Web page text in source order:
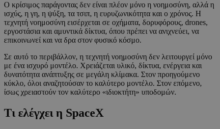
Ο κρίσιμος παράγοντας δεν είναι πλέον μόνο η νοημοσύνη, αλλά η
ισχύς, η γη, η ψύξη, τα τσιπ, η ευρυζωνικότητα και ο χρόνος. Η
τεχνητή νοημοσύνη εισέρχεται σε οχήματα, δορυφόρους, drones,
εργοστάσια και αμυντικά δίκτυα, όπου πρέπει να ανιχνεύει, να
επικοινωνεί και να δρα στον φυσικό κόσμο.
Σε αυτό το περιβάλλον, η τεχνητή νοημοσύνη δεν λειτουργεί μόνο
με ένα ισχυρό μοντέλο. Χρειάζεται υλικό, δίκτυα, ενέργεια και
δυνατότητα ανάπτυξης σε μεγάλη κλίμακα. Στον προηγούμενο
κύκλο, όλοι αναζητούσαν το καλύτερο μοντέλο. Στον επόμενο,
ίσως χρειαστούν τον καλύτερο «ιδιοκτήτη» υποδομών.
Τι ελέγχει η SpaceX